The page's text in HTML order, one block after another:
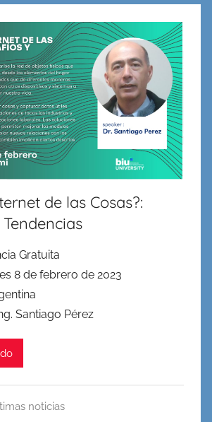
de las Cosas?:
Gratuita
8 de febrero de 2023
Santiago Pérez
noticias